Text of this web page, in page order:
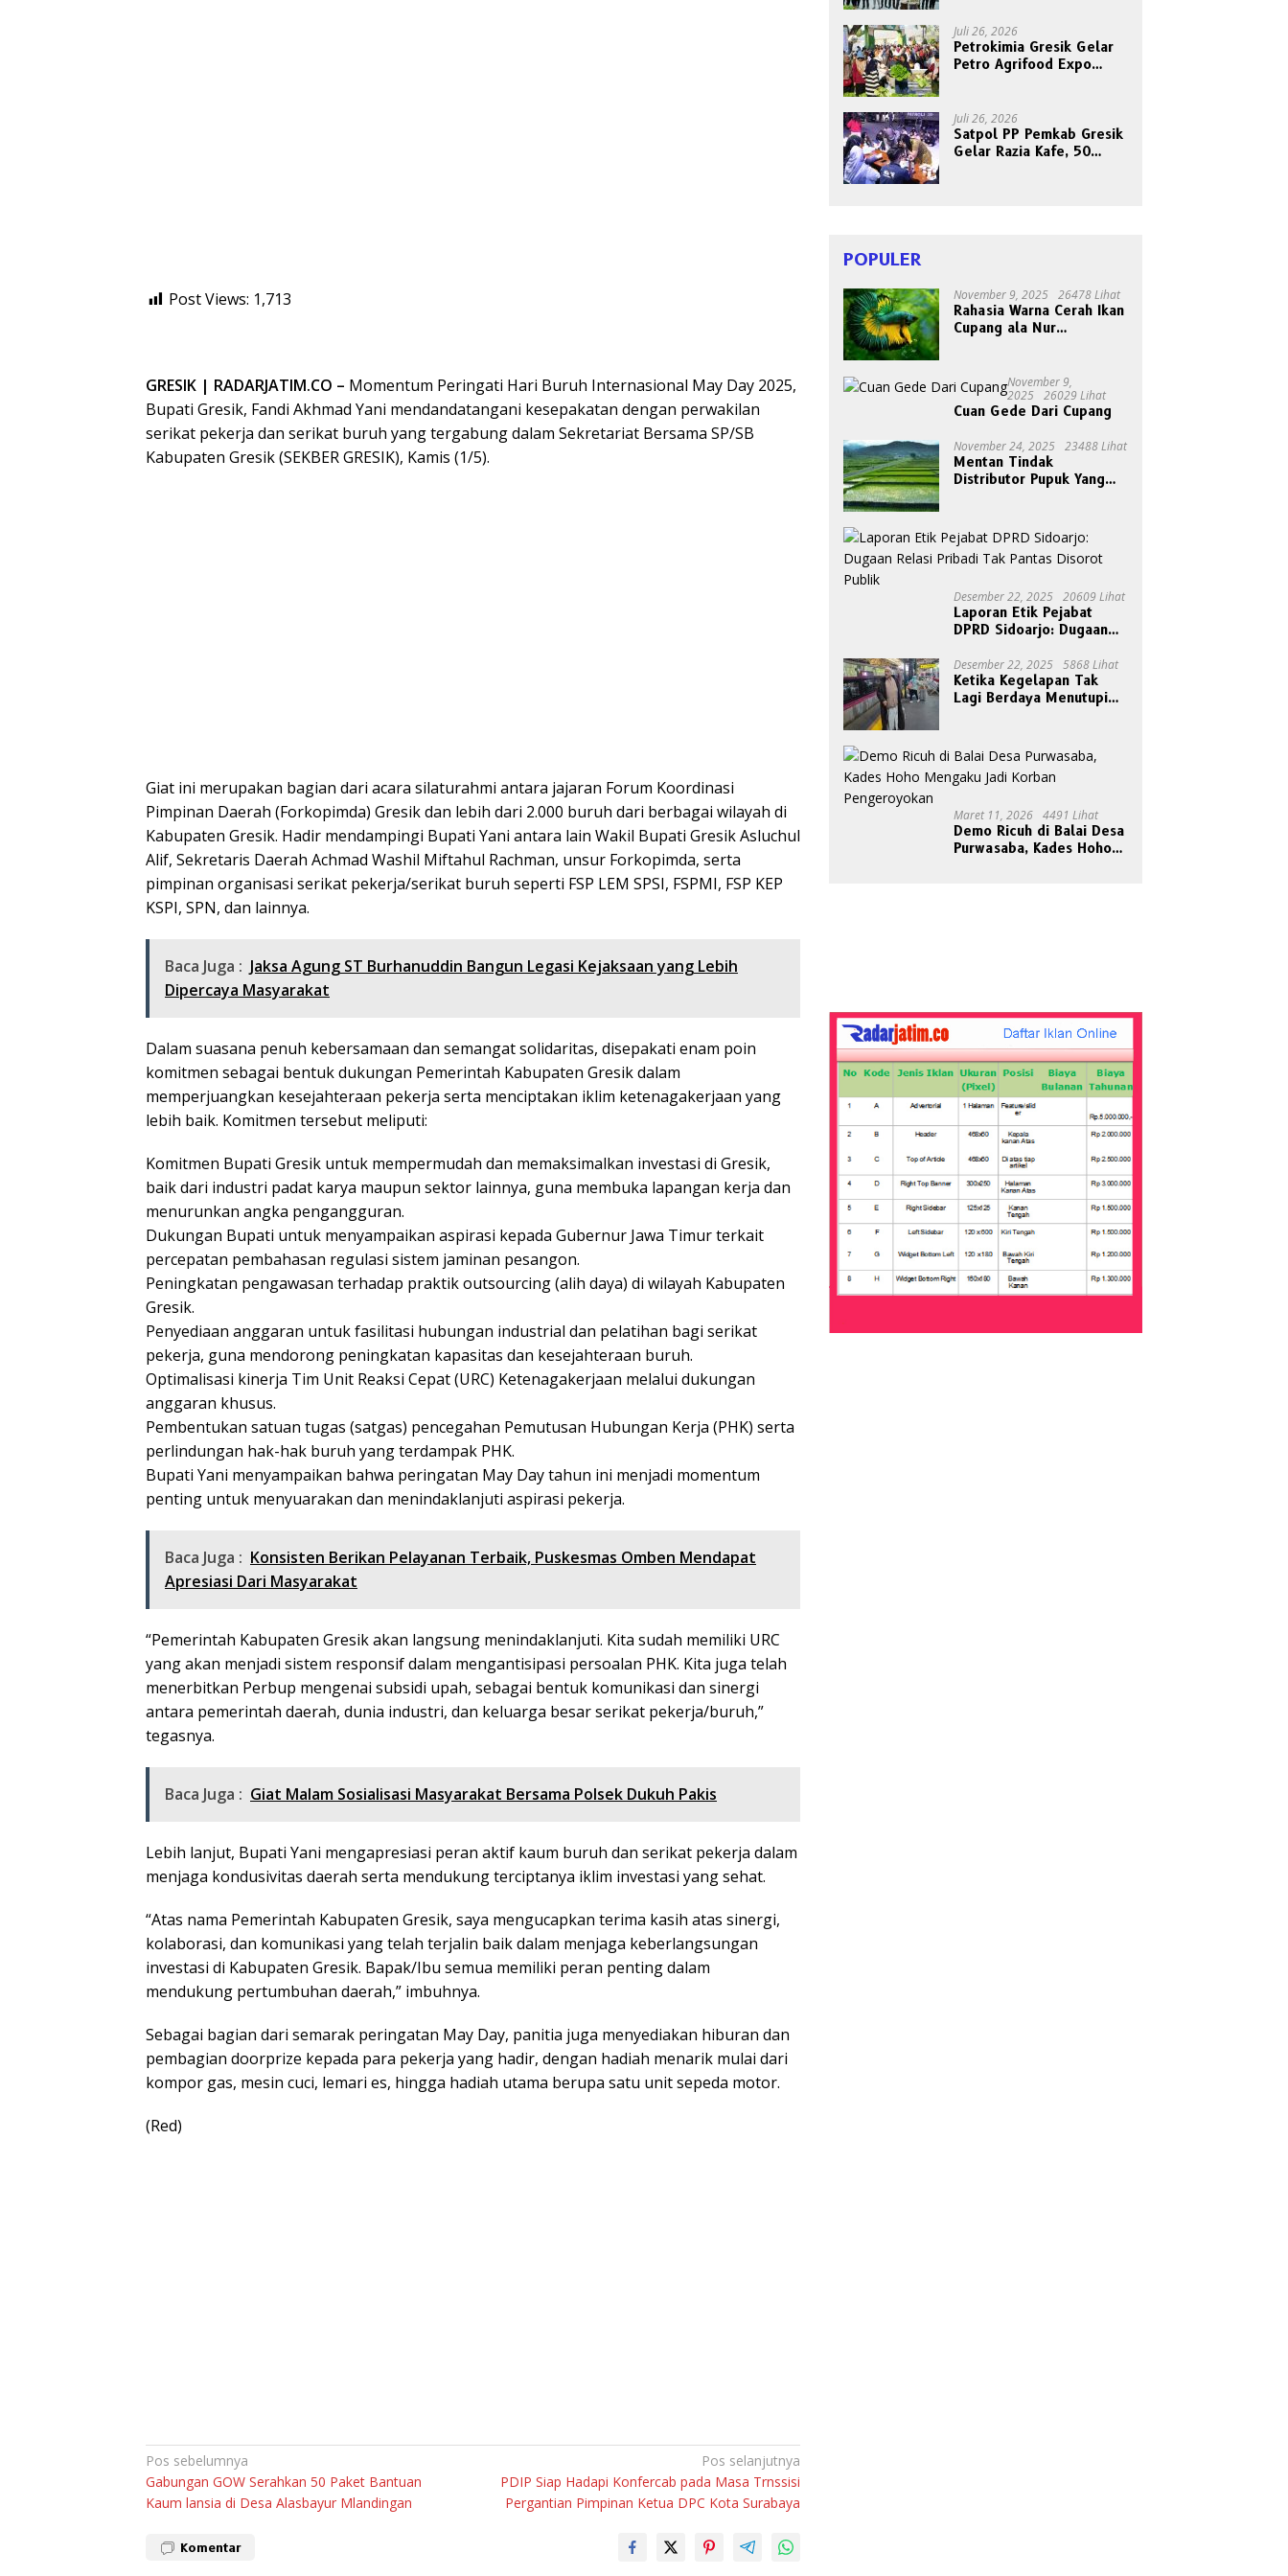
Post Views: 1,713
GRESIK | RADARJATIM.CO – Momentum Peringati Hari Buruh Internasional May Day 2025,
Bupati Gresik, Fandi Akhmad Yani mendandatangani kesepakatan dengan perwakilan
serikat pekerja dan serikat buruh yang tergabung dalam Sekretariat Bersama SP/SB
Kabupaten Gresik (SEKBER GRESIK), Kamis (1/5).
Giat ini merupakan bagian dari acara silaturahmi antara jajaran Forum Koordinasi
Pimpinan Daerah (Forkopimda) Gresik dan lebih dari 2.000 buruh dari berbagai wilayah di
Kabupaten Gresik. Hadir mendampingi Bupati Yani antara lain Wakil Bupati Gresik Asluchul
Alif, Sekretaris Daerah Achmad Washil Miftahul Rachman, unsur Forkopimda, serta
pimpinan organisasi serikat pekerja/serikat buruh seperti FSP LEM SPSI, FSPMI, FSP KEP
KSPI, SPN, dan lainnya.
Baca Juga : Jaksa Agung ST Burhanuddin Bangun Legasi Kejaksaan yang Lebih
Dipercaya Masyarakat
Dalam suasana penuh kebersamaan dan semangat solidaritas, disepakati enam poin
komitmen sebagai bentuk dukungan Pemerintah Kabupaten Gresik dalam
memperjuangkan kesejahteraan pekerja serta menciptakan iklim ketenagakerjaan yang
lebih baik. Komitmen tersebut meliputi:
Komitmen Bupati Gresik untuk mempermudah dan memaksimalkan investasi di Gresik,
baik dari industri padat karya maupun sektor lainnya, guna membuka lapangan kerja dan
menurunkan angka pengangguran.
Dukungan Bupati untuk menyampaikan aspirasi kepada Gubernur Jawa Timur terkait
percepatan pembahasan regulasi sistem jaminan pesangon.
Peningkatan pengawasan terhadap praktik outsourcing (alih daya) di wilayah Kabupaten
Gresik.
Penyediaan anggaran untuk fasilitasi hubungan industrial dan pelatihan bagi serikat
pekerja, guna mendorong peningkatan kapasitas dan kesejahteraan buruh.
Optimalisasi kinerja Tim Unit Reaksi Cepat (URC) Ketenagakerjaan melalui dukungan
anggaran khusus.
Pembentukan satuan tugas (satgas) pencegahan Pemutusan Hubungan Kerja (PHK) serta
perlindungan hak-hak buruh yang terdampak PHK.
Bupati Yani menyampaikan bahwa peringatan May Day tahun ini menjadi momentum
penting untuk menyuarakan dan menindaklanjuti aspirasi pekerja.
Baca Juga : Konsisten Berikan Pelayanan Terbaik, Puskesmas Omben Mendapat
Apresiasi Dari Masyarakat
“Pemerintah Kabupaten Gresik akan langsung menindaklanjuti. Kita sudah memiliki URC
yang akan menjadi sistem responsif dalam mengantisipasi persoalan PHK. Kita juga telah
menerbitkan Perbup mengenai subsidi upah, sebagai bentuk komunikasi dan sinergi
antara pemerintah daerah, dunia industri, dan keluarga besar serikat pekerja/buruh,”
tegasnya.
Baca Juga : Giat Malam Sosialisasi Masyarakat Bersama Polsek Dukuh Pakis
Lebih lanjut, Bupati Yani mengapresiasi peran aktif kaum buruh dan serikat pekerja dalam
menjaga kondusivitas daerah serta mendukung terciptanya iklim investasi yang sehat.
“Atas nama Pemerintah Kabupaten Gresik, saya mengucapkan terima kasih atas sinergi,
kolaborasi, dan komunikasi yang telah terjalin baik dalam menjaga keberlangsungan
investasi di Kabupaten Gresik. Bapak/Ibu semua memiliki peran penting dalam
mendukung pertumbuhan daerah,” imbuhnya.
Sebagai bagian dari semarak peringatan May Day, panitia juga menyediakan hiburan dan
pembagian doorprize kepada para pekerja yang hadir, dengan hadiah menarik mulai dari
kompor gas, mesin cuci, lemari es, hingga hadiah utama berupa satu unit sepeda motor.
(Red)
Navigasi
pos
Pos sebelumnya
Gabungan GOW Serahkan 50 Paket Bantuan
Kaum lansia di Desa Alasbayur Mlandingan
Pos selanjutnya
PDIP Siap Hadapi Konfercab pada Masa Trnssisi
Pergantian Pimpinan Ketua DPC Kota Surabaya
Komentar
Juli 26, 2026
Petrokimia Gresik Gelar
Petro Agrifood Expo
Sayuran
Juli 26, 2026
Satpol PP Pemkab Gresik
Gelar Razia Kafe, 50
POPULER
November 9, 2025 26478 Lihat
Rahasia Warna Cerah Ikan
Cupang ala Nur
November 9,
2025
26029 Lihat
Cuan Gede Dari Cupang
November 24, 2025 23488 Lihat
Mentan Tindak
Distributor Pupuk Yang
Desember 22, 2025 20609 Lihat
Laporan Etik Pejabat
DPRD Sidoarjo: Dugaan
Disorot Publik
Desember 22, 2025 5868 Lihat
Ketika Kegelapan Tak
Lagi Berdaya Menutupi
Maret 11, 2026 4491 Lihat
Demo Ricuh di Balai Desa
Purwasaba, Kades Hoho